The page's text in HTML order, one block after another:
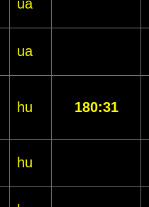
ua
ua
hu 180:31
hu